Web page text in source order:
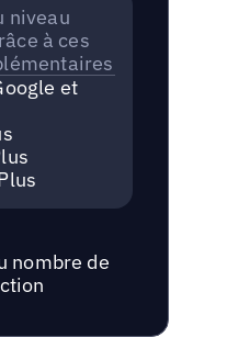
niveau
à ces
et
nombre de